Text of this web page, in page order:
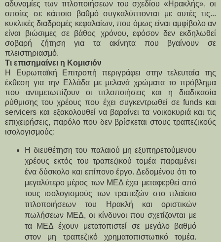
αδυναμίες των τιτλοποιήσεων του σχεδίου «Ηρακλής», οι
οποίες σε κάποιο βαθμό συγκαλύπτονται με αυτές τις...
κυκλικές διαδρομές κεφαλαίων, που όμως είναι αμφίβολο αν
είναι βιώσιμες σε βάθος χρόνου, εφόσον δεν εκδηλωθεί
σοβαρή ζήτηση για τα ακίνητα που βγαίνουν σε
πλειστηριασμό.
Τι επισημαίνει η Κομισιόν
Η Ευρωπαϊκή Επιτροπή περιγράφει στην τελευταία της
έκθεση για την Ελλάδα με μελανά χρώματα το πρόβλημα
που αντιμετωπίζουν οι τιτλοποιήσεις και η διαδικασία
ρύθμισης του χρέους που έχει συγκεντρωθεί σε funds και
servicers και εξακολουθεί να βαραίνει τα νοικοκυριά και τις
επιχειρήσεις, παρόλο που δεν βρίσκεται στους τραπεζικούς
ισολογισμούς:
Η διευθέτηση του παλαιού μη εξυπηρετούμενου
χρέους εκτός του τραπεζικού τομέα παραμένει
ένα δύσκολο και επίπονο έργο. Δεδομένου ότι το
μεγαλύτερο μέρος των ΜΕΔ έχει μεταφερθεί από
τους ισολογισμούς των τραπεζών στο πλαίσιο
τιτλοποιήσεων του Ηρακλή και οριστικών
πωλήσεων ΜΕΔ, οι κίνδυνοι που σχετίζονται με
τα ΜΕΔ έχουν μετατοπιστεί σε μεγάλο βαθμό
στον μη τραπεζικό χρηματοπιστωτικό τομέα.